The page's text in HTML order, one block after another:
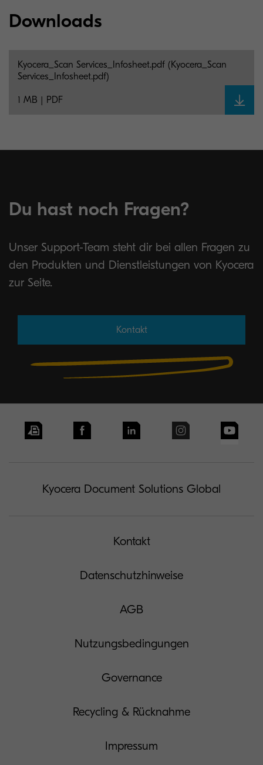
Downloads
Kyocera_Scan Services_Infosheet.pdf (Kyocera_Scan
Services_Infosheet.pdf)
1 MB | PDF
Du hast noch Fragen?
Unser Support-Team steht dir bei allen Fragen zu
den Produkten und Dienstleistungen von Kyocera
zur Seite.
Kontakt
Kyocera Document Solutions Global
Kontakt
Datenschutzhinweise
AGB
Nutzungsbedingungen
Governance
Recycling & Rücknahme
Impressum